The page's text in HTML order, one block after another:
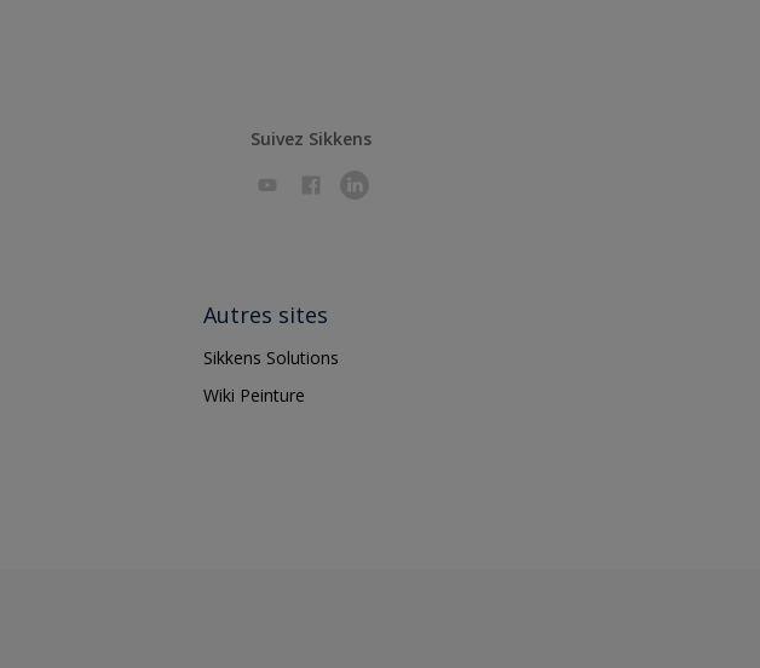
Suivez Sikkens
Autres sites
Sikkens Solutions
Wiki Peinture